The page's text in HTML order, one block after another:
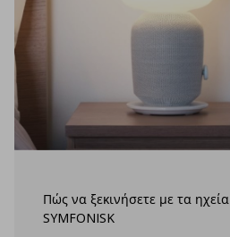
Πώς να ξεκινήσετε με τα ηχεία
SYMFONISK